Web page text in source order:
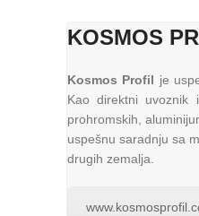
KOSMOS
Kosmos Profil je
Kao direktni uvoznik
prohromskih,
uspešnu saradnju sa
drugih zemalja.